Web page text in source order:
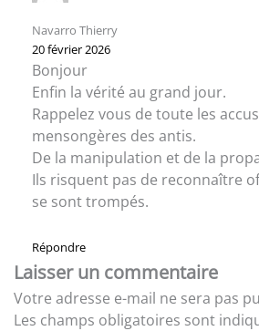
Navarro Thierry
20 février 2026
Bonjour
Enfin la vérité au grand jour.
Rappelez vous de toute les
mensongères des antis.
De la manipulation et de la
Ils risquent pas de reconnaître
se sont trompés.
Répondre
Laisser un commentaire
Votre adresse e-mail ne sera pas
Les champs obligatoires sont